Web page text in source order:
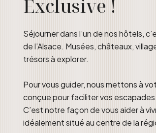
Exclusive !
Séjourner dans l’un de nos hôtels,
de l’Alsace. Musées, châteaux,
trésors à explorer.
Pour vous guider, nous mettons à
conçue pour faciliter vos escapades.
C’est notre façon de vous aider à
idéalement situé au centre de la